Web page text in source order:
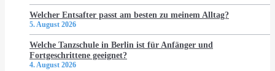
Welcher Entsafter passt am besten zu meinem Alltag?
5. August 2026
Welche Tanzschule in Berlin ist für Anfänger und
Fortgeschrittene geeignet?
4. August 2026